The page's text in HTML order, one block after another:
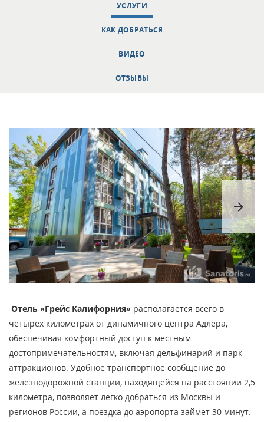
УСЛУГИ
КАК ДОБРАТЬСЯ
ВИДЕО
ОТЗЫВЫ
arrow_forward
Отель «Грейс Калифорния» располагается всего в
четырех километрах от динамичного центра Адлера,
обеспечивая комфортный доступ к местным
достопримечательностям, включая дельфинарий и парк
аттракционов. Удобное транспортное сообщение до
железнодорожной станции, находящейся на расстоянии 2,5
километра, позволяет легко добраться из Москвы и
регионов России, а поездка до аэропорта займет 30 минут.